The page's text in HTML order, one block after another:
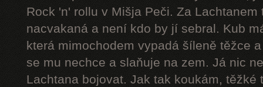
Rock 'n' rollu v Mišja Peči. Za
nacvakaná a není kdo by jí sebral. Kub
která mimochodem vypadá šíleně těžce
se mu nechce a slaňuje na zem. Já nic
Lachtana bojovat. Jak tak koukám, těžké